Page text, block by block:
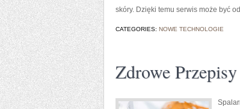
skóry. Dzięki temu serwis może być
CATEGORIES: NOWE TECHNOLOGIE
Zdrowe Przepisy